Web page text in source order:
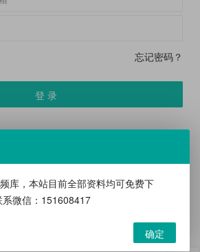
忘记密码？
登 录
库，本站目前全部资料均可免费下
微信：151608417
确定